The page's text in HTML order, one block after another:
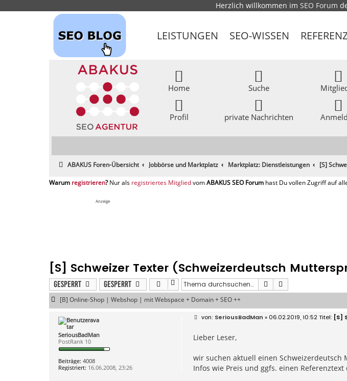
Herzlich willkommen im SEO Forum
LEISTUNGEN SEO-WISSEN
Home
Profil
Suche
private Nachrichten
ABAKUS Foren-Übersicht Jobbörse und Marktplatz Marktplatz: Dienstleistungen [S]
registrieren registriertes Mitglied
Anzeige
[S] Schweizer Texter (Schweizerdeutsch
Gesperrt Gesperrt Suche
[B] Online-Shop | Webshop | mit Webspace + Domain + SEO ++
SeriousBadMan
PostRank 10
Beiträge: 4008
Registriert: 16.06.2008, 23:26
B
t
g
SeriousBadMan » 06.02.2019, 10:52 [S]
Lieber Leser,
wir suchen aktuell einen
Infos wie Preis und ggfs. einen